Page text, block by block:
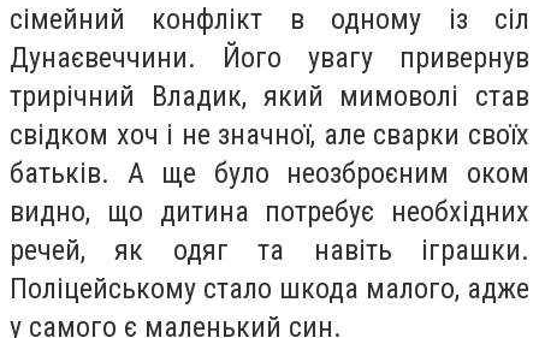
сімейний конфлікт в одному із сіл
Дунаєвеччини. Його увагу привернув
трирічний Владик, який мимоволі став
свідком хоч і не значної, але сварки своїх
батьків. А ще було неозброєним оком
видно, що дитина потребує необхідних
речей, як одяг та навіть іграшки.
Поліцейському стало шкода малого, адже
у самого є маленький син.